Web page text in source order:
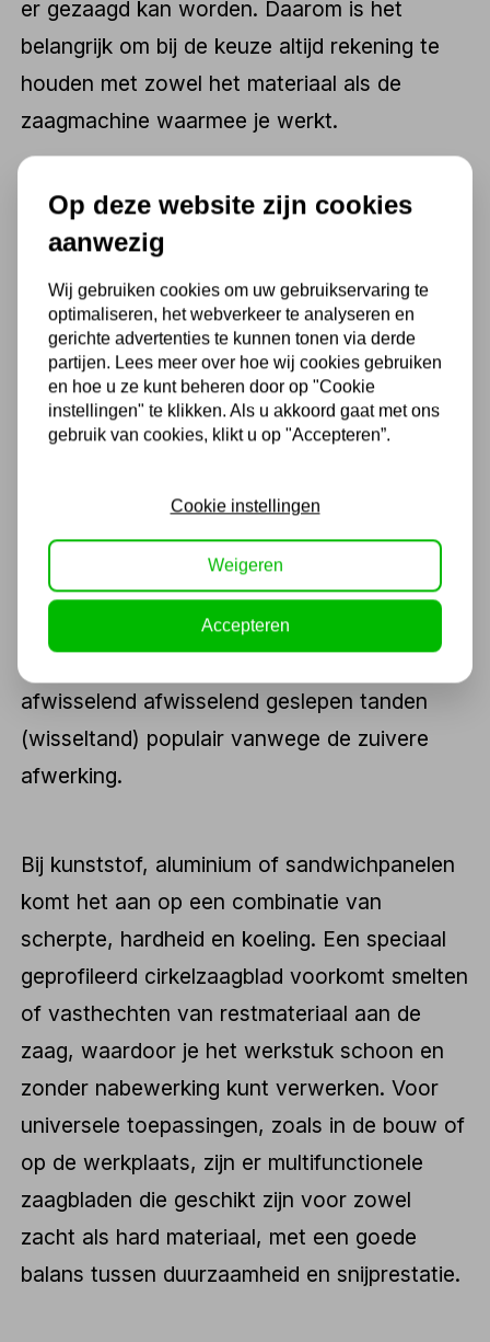
er gezaagd kan worden. Daarom is het
belangrijk om bij de keuze altijd rekening te
houden met zowel het materiaal als de
zaagmachine waarmee je werkt.
Cirkelzaagbladen voor
metaal, hout en meer
In de metaalbewerkingzijn cirkelzaagbladen
met fijne vertanding en een slijtvaste coating
onmisbaar. Ze zorgen voor een koele,
trillingsarme zaagsnede in buizen, profielen
of massieve delen. Vooral bij seriematige
met dezelfde maatvoering en
oppervlaktekwaliteit uit de zaag komt. In de
houtverwerkende sector gaat het vaak om
snel en splintervrij zagen van plaatmateriaal,
afwisselend afwisselend geslepen tanden
(wisseltand) populair vanwege de zuivere
afwerking.
Bij kunststof, aluminium of sandwichpanelen
komt het aan op een combinatie van
scherpte, hardheid en koeling. Een speciaal
geprofileerd cirkelzaagblad voorkomt smelten
of vasthechten van restmateriaal aan de
zaag, waardoor je het werkstuk schoon en
zonder nabewerking kunt verwerken. Voor
universele toepassingen, zoals in de bouw of
op de werkplaats, zijn er multifunctionele
zaagbladen die geschikt zijn voor zowel
zacht als hard materiaal, met een goede
balans tussen duurzaamheid en snijprestatie.
Op deze website zijn cookies
aanwezig
Wij gebruiken cookies om uw gebruikservaring te
optimaliseren, het webverkeer te analyseren en
gerichte advertenties te kunnen tonen via derde
partijen. Lees meer over hoe wij cookies gebruiken
en hoe u ze kunt beheren door op "Cookie
instellingen" te klikken. Als u akkoord gaat met ons
gebruik van cookies, klikt u op "Accepteren”.
Cookie instellingen
Weigeren
Accepteren